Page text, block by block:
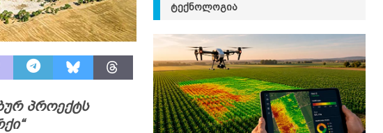
პროექტს
ᲢᲔᲥᲜᲝᲚᲝᲒᲘᲐ